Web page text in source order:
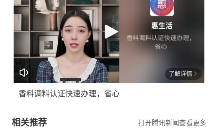
了解详情
香料调料认证快速办理，省心
相关推荐 打开腾讯新闻查看更多